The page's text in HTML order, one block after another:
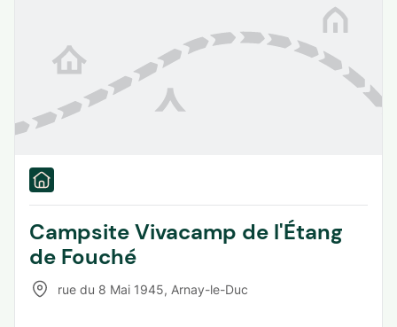
Campsite Vivacamp de l'Étang
de Fouché
rue du 8 Mai 1945, Arnay-le-Duc